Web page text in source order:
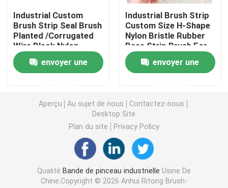
Pinceau de ponçage
Brosses à vis
Brosses à roues en nylon abrasif
Pinceau à tubes de fil
Pinceau à ressort en bobine
Industrial Custom
Brush Strip Seal Brush
Planted /Corrugated
Wire Black Nylon
Bristle Strip Brush
envoyer une
Industrial Brush Strip
Custom Size H-Shape
Nylon Bristle Rubber
Base Strip Brush For
Seal
envoyer une
Aperçu Au sujet de nous
Contactez-nous
Desktop Site
Plan du site
Privacy Policy
Qualité Bande de pinceau industrielle Usine De
Chine.Copyright © 2026 Anhui Ritong Brush-